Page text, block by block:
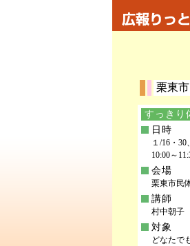
栗東
すっきり
日時
１/16・
10:00～
会場
栗東市民
講師
村中朝子
対象
どなたで